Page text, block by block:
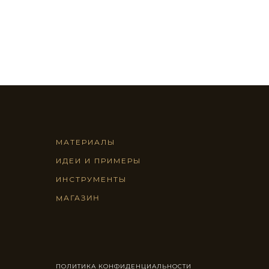
МАТЕРИАЛЫ
ИДЕИ И ПРИМЕРЫ
ИНСТРУМЕНТЫ
МАГАЗИН
ПОЛИТИКА КОНФИДЕНЦИАЛЬНОСТИ